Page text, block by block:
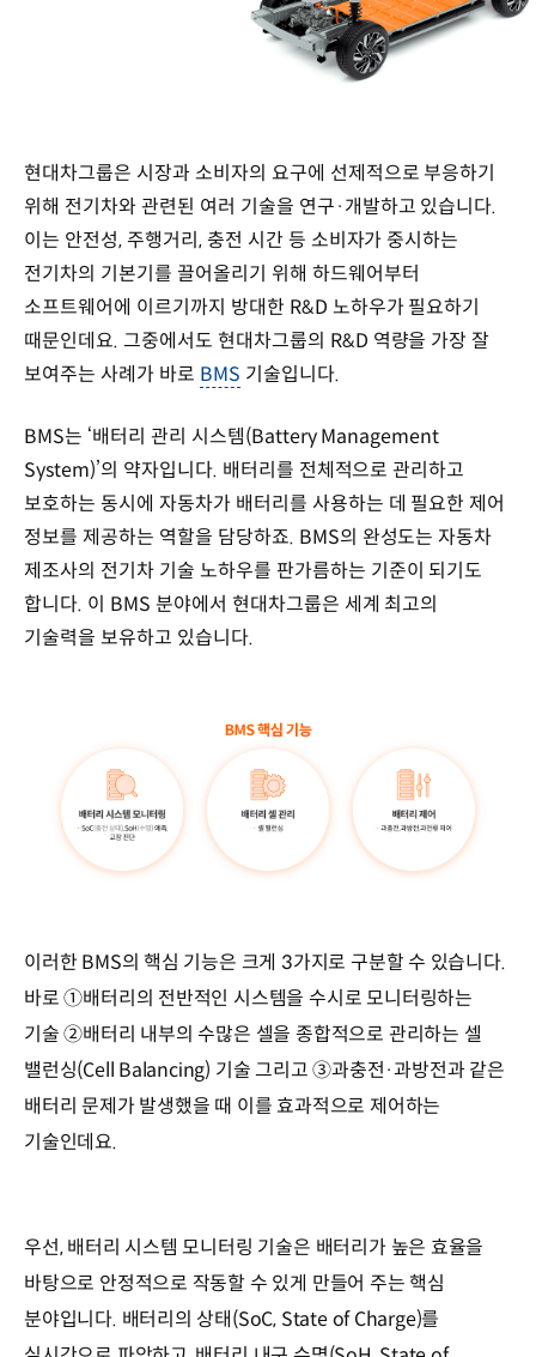
현대차그룹은 시장과 소비자의 요구에 선제적으로 부응하기
위해 전기차와 관련된 여러 기술을 연구·개발하고 있습니다.
이는 안전성, 주행거리, 충전 시간 등 소비자가 중시하는
전기차의 기본기를 끌어올리기 위해 하드웨어부터
소프트웨어에 이르기까지 방대한 R&D 노하우가 필요하기
때문인데요. 그중에서도 현대차그룹의 R&D 역량을 가장 잘
보여주는 사례가 바로 BMS 기술입니다.
BMS는 ‘배터리 관리 시스템(Battery Management
System)’의 약자입니다. 배터리를 전체적으로 관리하고
보호하는 동시에 자동차가 배터리를 사용하는 데 필요한 제어
정보를 제공하는 역할을 담당하죠. BMS의 완성도는 자동차
제조사의 전기차 기술 노하우를 판가름하는 기준이 되기도
합니다. 이 BMS 분야에서 현대차그룹은 세계 최고의
기술력을 보유하고 있습니다.
이러한 BMS의 핵심 기능은 크게 3가지로 구분할 수 있습니다.
바로 ①배터리의 전반적인 시스템을 수시로 모니터링하는
기술 ②배터리 내부의 수많은 셀을 종합적으로 관리하는 셀
밸런싱(Cell Balancing) 기술 그리고 ③과충전·과방전과 같은
배터리 문제가 발생했을 때 이를 효과적으로 제어하는
기술인데요.
우선, 배터리 시스템 모니터링 기술은 배터리가 높은 효율을
바탕으로 안정적으로 작동할 수 있게 만들어 주는 핵심
분야입니다. 배터리의 상태(SoC, State of Charge)를